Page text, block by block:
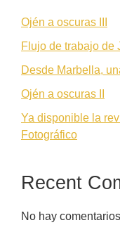
Ojén a oscuras III
Flujo de trabajo de
Desde Marbella,
Ojén a oscuras II
Ya disponible la
Fotográfico
Recent
No hay